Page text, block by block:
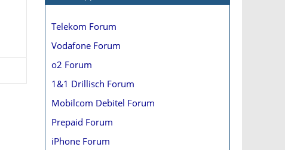
Telekom Forum
Vodafone Forum
o2 Forum
1&1 Drillisch Forum
Mobilcom Debitel Forum
Prepaid Forum
iPhone Forum